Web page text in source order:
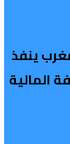
ينفذ
المالية